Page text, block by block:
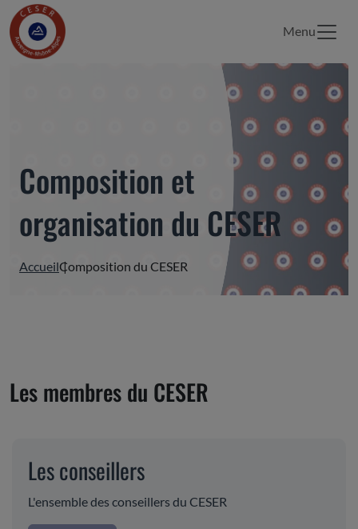
Menu
Composition et
organisation du CESER
AccueilComposition du CESER
Les membres du CESER
Les conseillers
L'ensemble des conseillers du CESER